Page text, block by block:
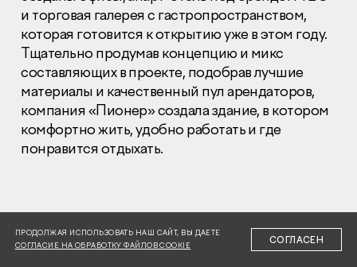
Раскрытие информации
Правовая информация
Сообщить о коррупции
Глaвный oфиc
+7 (495) 502 95 59
Отдел продаж
© 2001-2026 Компания «Пионер»
и торговая галерея с гастропространством,
которая готовится к открытию уже в этом году.
Тщательно продумав концепцию и микс
составляющих в проекте, подобрав лучшие
материалы и качественный пул арендаторов,
компания «Пионер» создала здание, в котором
комфортно жить, удобно работать и где
понравится отдыхать.
ПРОДОЛЖАЯ ИСПОЛЬЗОВАТЬ НАШ САЙТ, ВЫ ДАЕТЕ
СОГЛАСИЕ НА ОБРАБОТКУ ФАЙЛОВ COOKIE
СОГЛАСЕН